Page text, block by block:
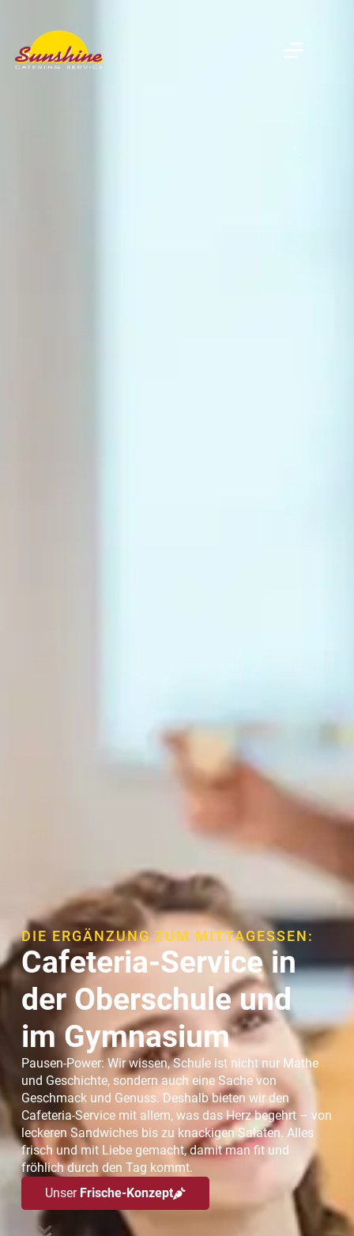
DIE ERGÄNZUNG ZUM MITTAGESSEN:
Cafeteria-Service in
der Oberschule und
im Gymnasium
Pausen-Power: Wir wissen, Schule ist nicht nur Mathe
und Geschichte, sondern auch eine Sache von
Geschmack und Genuss. Deshalb bieten wir den
Cafeteria-Service mit allem, was das Herz begehrt – von
leckeren Sandwiches bis zu knackigen Salaten. Alles
frisch und mit Liebe gemacht, damit man fit und
fröhlich durch den Tag kommt.
Unser Frische-Konzept